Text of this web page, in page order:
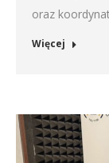
oraz
Więcej